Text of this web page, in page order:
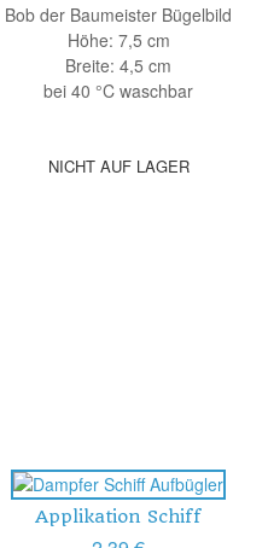
Bob der Baumeister Bügelbild
Höhe: 7,5 cm
Breite: 4,5 cm
bei 40 °C waschbar
NICHT AUF LAGER
Applikation Schiff